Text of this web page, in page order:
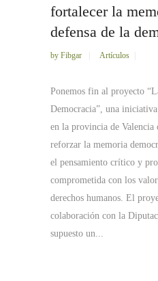
fortalecer la
defensa de la
by Fibgar Artículos
Ponemos fin al proyecto
Democracia”, una
en la provincia de
reforzar la memoria
el pensamiento crítico y
comprometida con los
derechos humanos. El
colaboración con la
supuesto un...